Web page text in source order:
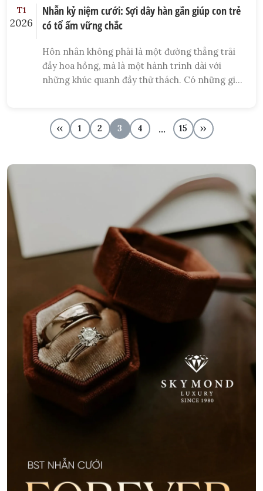
T1
2026
Nhẫn kỷ niệm cưới: Sợi dây hàn gắn giúp con trẻ
có tổ ấm vững chắc
Hôn nhân không phải là một đường thẳng trải
đầy hoa hồng, mà là một hành trình dài với
những khúc quanh đầy thử thách. Có những giai
kết giữa vợ và chồng trở nên lỏng lẻo. Khi
những rạn nứt xuất hiện, người chịu tổn thương
‹‹ 1 2 3 4 ... 15 ››